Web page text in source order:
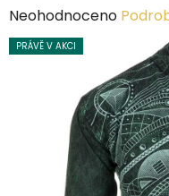
Průměrné
hodnocení
hvězdiček.
Neohodnoceno
PRÁVĚ V AKCI